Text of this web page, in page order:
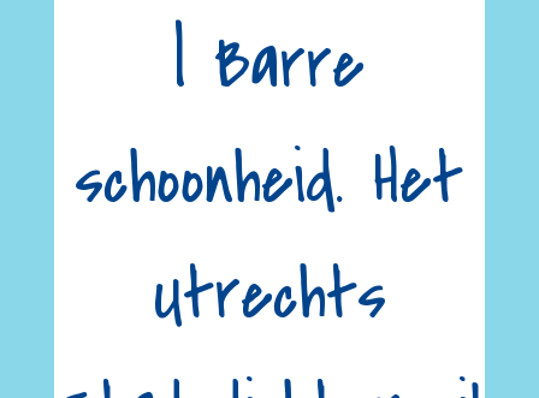
| Barre
schoonheid. Het
Utrechts